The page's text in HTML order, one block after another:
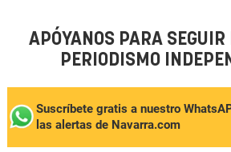
APÓYANOS PARA
PERIODISMO
Suscríbete gratis a nuestro
las alertas de Navarra.com